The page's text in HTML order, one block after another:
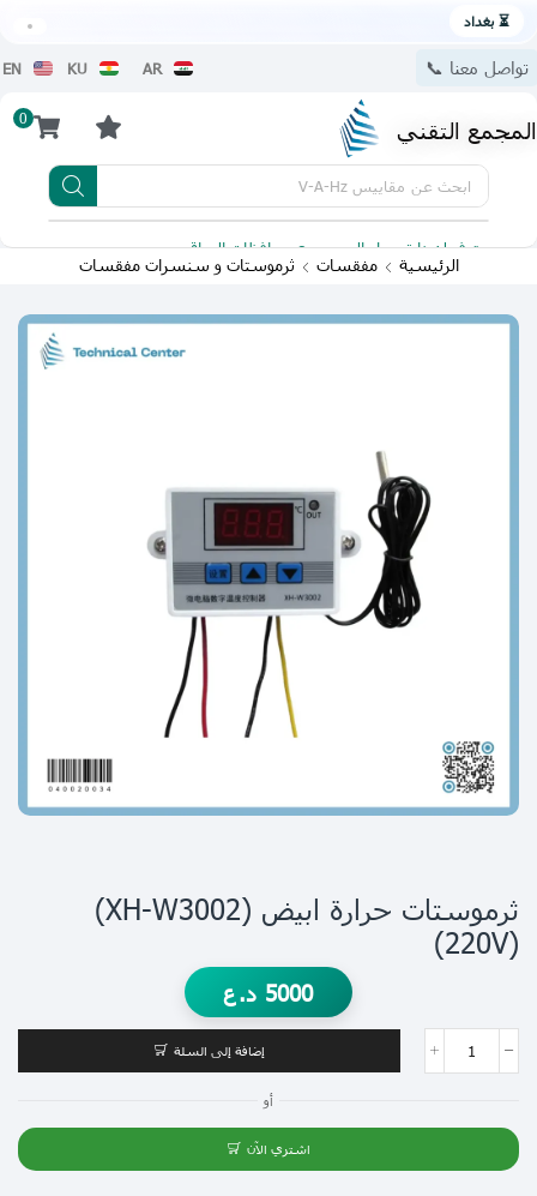
⏳ بغداد
تواصل معنا 📞 AR
KU
EN
المجمع التقني 0
ابحث عن مقاييس V-A-Hz
يتوفر لدينا توصيل الى جميع محافظات العراق
الرئيسية مفقسات ثرموستات و سنسرات مفقسات
ثرموستات حرارة ابيض (XH-W3002)
(220V)
5000 د.ع
إضافة إلى السلة
أو
اشتري الآن